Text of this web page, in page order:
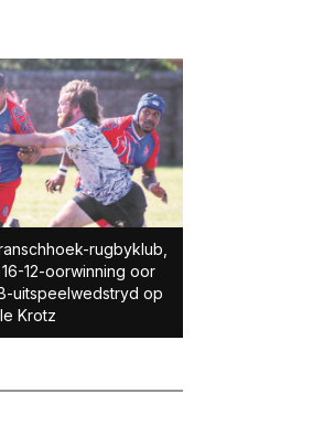
rugbyklub,
12-oorwinning oor
uitspeelwedstryd op
Krotz